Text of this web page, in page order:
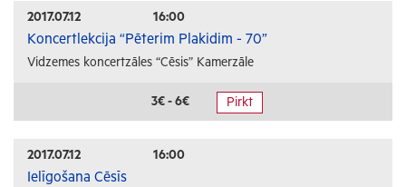
2017.07.12 16:00
Koncertlekcija “Pēterim Plakidim - 70”
Vidzemes koncertzāles “Cēsis” Kamerzāle
3€ - 6€ Pirkt
2017.07.12 16:00
Ielīgošana Cēsīs